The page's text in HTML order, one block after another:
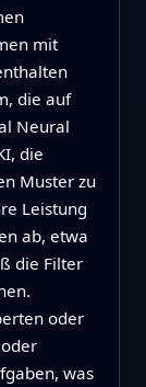
mit
die auf
Neural
die
Muster zu
Leistung
ab, etwa
die Filter
oder
was